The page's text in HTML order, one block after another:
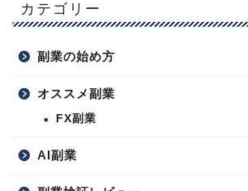
カテゴリー
副業の始め方
オススメ副業
FX副業
AI副業